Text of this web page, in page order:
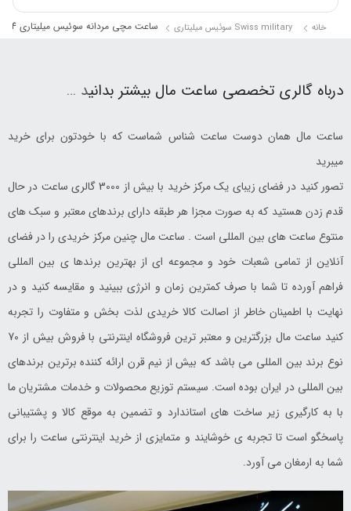
خانه Swiss military سوئیس میلیتاری ساعت مچی مردانه سوئیس میلیتاری smwgg0001504
درباه گالری تخصصی ساعت مال بیشتر بدانید …
ساعت مال همان دوست ساعت شناس شماست که با خودتون برای خرید
میبرید
تصور کنید در فضای زیبای یک مرکز خرید با بیش از 3000 گالری ساعت در حال
قدم زدن هستید که به صورت مجزا هر طبقه دارای برندهای معتبر و سبک های
منتوع ساعت های بین المللی است . ساعت مال چنین مرکز خریدی را در فضای
آنلاین از تمامی شعبات خود و مجموعه ای از بهترین برندها ی بین المللی
فراهم آورده تا شما با صرف کمترین زمان و انرژی ببینید و مقایسه کنید و در
نهایت با اطمینان خاطر از اصالت کالا خریدی لذت بخش و متفاوت را تجربه
کنید ساعت مال بزرگترین و معتبر ترین فروشگاه اینترنتی با فروش بیش از 70
نوع برند بین المللی می باشد که بیش از نیم قرن ارائه کننده برترین برندهای
بین المللی در ایران بوده است. سیستم توزیع محصولات و خدمات مشتریان ما
با به کارگیری زیر ساخت های استاندارد و تضمین به موقع کالا و پشتیبانی
پاسخگو است تا تجربه ی خوشایند و متمایزی از خرید اینترنتی ساعت را برای
شما به ارمغان می آورد.